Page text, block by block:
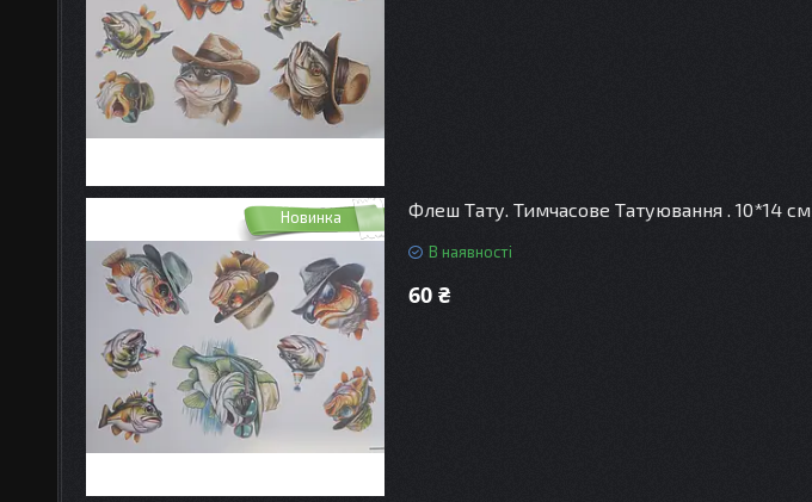
Новинка Флеш Тату. Тимчасове Татуювання . 10*14 см
В наявності
60 ₴